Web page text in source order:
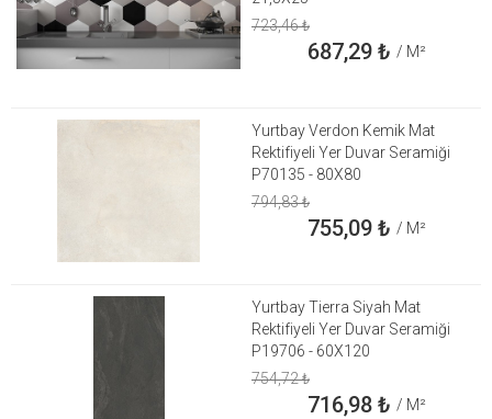
723,46₺
687,29₺ / M²
Yurtbay Verdon Kemik Mat
Rektifiyeli Yer Duvar Seramiği
P70135 - 80X80
794,83₺
755,09₺ / M²
Yurtbay Tierra Siyah Mat
Rektifiyeli Yer Duvar Seramiği
P19706 - 60X120
754,72₺
716,98₺ / M²